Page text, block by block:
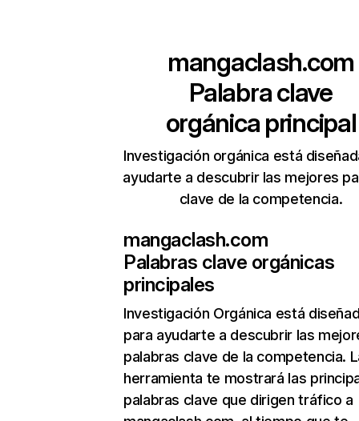
mangaclash.com
Palabra clave
orgánica principal
Investigación orgánica está
ayudarte a descubrir las mejores
clave de la competencia.
mangaclash.com
Palabras clave orgánicas
principales
Investigación Orgánica está
para ayudarte a descubrir las
palabras clave de la competencia.
herramienta te mostrará las
palabras clave que dirigen tráfico a